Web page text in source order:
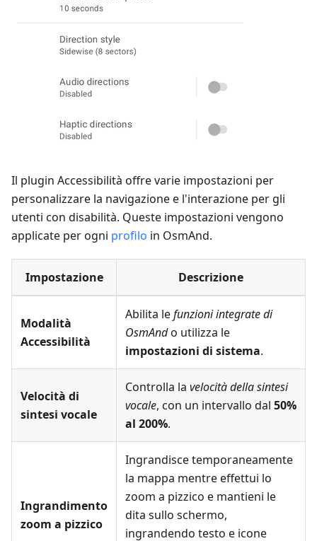
Il plugin Accessibilità offre varie impostazioni per
personalizzare la navigazione e l'interazione per gli
utenti con disabilità. Queste impostazioni vengono
applicate per ogni profilo in OsmAnd.
Impostazione Descrizione
Modalità
Accessibilità
Abilita lefunzioni integrate di
OsmAndo utilizza le
impostazioni di sistema.
Velocità di
sintesi vocale
Controlla la velocità della sintesi
vocale, con un intervallo dal 50%
al 200%.
Ingrandimento
zoom a pizzico
Ingrandisce temporaneamente
la mappa mentre effettui lo
zoom a pizzico e mantieni le
dita sullo schermo,
ingrandendo testo e icone